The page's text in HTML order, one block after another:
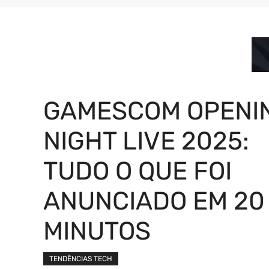
GAMESCOM
NIGHT LIVE 2025:
TUDO O QUE FOI
ANUNCIADO EM 20
MINUTOS
TENDÊNCIAS TECH